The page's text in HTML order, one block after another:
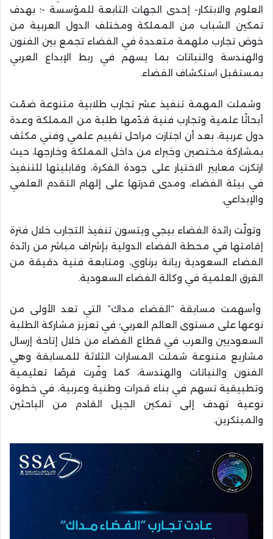
العلوم والابتكار- إحدى الجهات التابعة للمؤسسة -؛ بهدف
تمكين الشباب من المملكة ومختلف الدول العربية من
خوض تجارب ملهمة متعددة في الفضاء تجمع بين الفنون
والهندسة والنباتات بما يسهم في ربط الإبداع العربي
بمستقبل استكشاف الفضاء.
وشملت المهمة تنفيذ عشر تجارب طلابية متنوعة ضمّت
أبحاثًا علمية وتجارب فنية قدّمها طلبة من المملكة وعدة
دول عربية، بعد أن اجتازت مراحل تقييم علمي وفني مكثف
بمشاركة مختصين وخبراء من داخل المملكة وخارجها، حيث
ارتكزت معايير الاختيار على جودة الفكرة، وقابليتها للتنفيذ
في بيئة الفضاء، ومدى قدرتها على إلهام التقدم العلمي
والإبداعي.
وتولّت رائدة الفضاء بيجي ويتسون تنفيذ التجارب خلال فترة
إقامتها في محطة الفضاء الدولية بإشراف مباشر من رائدة
الفضاء السعودية ريانة برناوي، ومتابعة فنية دقيقة من
الفرق العلمية في وكالة الفضاء السعودية.
وأسهمت مسابقة “الفضاء مداك” التي تعد الأولى من
نوعها على مستوى العالم العربي؛ في تعزيز مشاركة الطلبة
السعوديين والعرب في قطاع الفضاء من خلال إتاحة إرسال
مشاريع متنوعة شملت المسارات الثلاثة للمسابقة وهي
الفنون والنباتات والهندسة، كما وفّرت فرصًا تعليمية
وتطبيقية تسهم في بناء قدرات وطنية وعربية، في خطوة
نوعية تهدف إلى تمكين الجيل القادم من الباحثين
والمبتكرين.